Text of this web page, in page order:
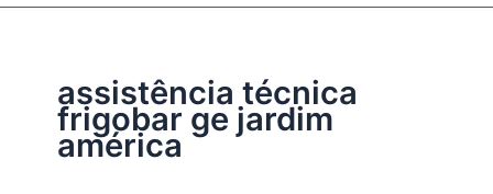
assistência técnica
frigobar ge jardim
américa